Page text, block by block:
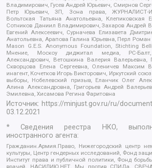
Владимирович, Гусев Андрей Юрьевич, Смирнов
Петр Юрьевич, ЗП, Зона права, ЖУРНАЛИСТ-
Вольтская Татьяна Анатольевна, Клепиковская
Сотников Даниил Владимирович, Захаров Андрей
Евгений Алексеевич, Сурначева Елизавета
Анатольевна, Арапова Галина Юрьевна, Перл
Mason G.E.S. Anonymous Foundation, Stichting
Мнение, Москоу диджитал медиа, РС-
Александрович, Ветошкина Валерия
Скворцова Елена Сергеевна, Оленичев Максим
инагент, Кочетков Игорь Викторович, Иркутский
выборы, Нобелевский призыв, Еланчик Олег
Алина Александровна, Григорьев Андрей
Эмилевна, Хисамова Регина Фаритовна
Источник: https://minjust.gov.ru/ru/
03.12.2021
* Сведения реестра НКО,
иностранного агента:
Гражданин.Армия.Право, Нижегородский центр
культуры, Центр гендерных исследований, Фонд
Институт права и публичной политики, Фонд
врачей, НАСИЛИЮ.НЕТ, Мы против СПИДа, СВЕЧА,